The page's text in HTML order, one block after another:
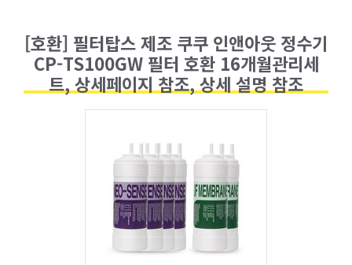
[호환] 필터탑스 제조 쿠쿠 인앤아웃 정수기
CP-TS100GW 필터 호환 16개월관리세
트, 상세페이지 참조, 상세 설명 참조